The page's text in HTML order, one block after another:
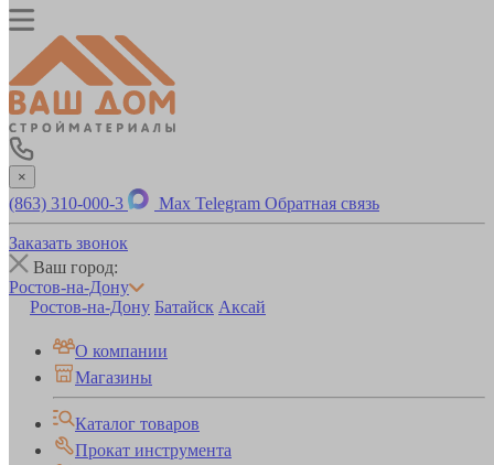
×
(863) 310-000-3 Max Telegram Обратная связь
Заказать звонок
Ваш город:
Ростов-на-Дону
Ростов-на-Дону Батайск Аксай
О компании
Магазины
Каталог товаров
Прокат инструмента